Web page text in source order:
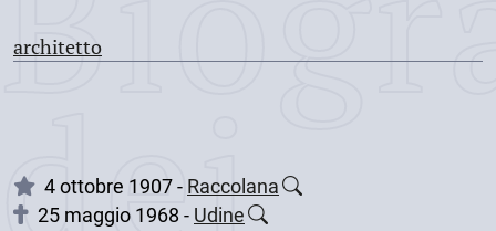
architetto
dei
4 ottobre 1907 - Raccolana
25 maggio 1968 - Udine